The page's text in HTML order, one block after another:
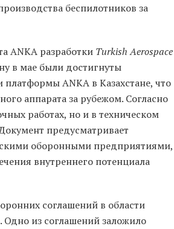
беспилотников за
ANKA разработки Turkish Aerospace
в мае были достигнуты
ANKA в Казахстане, что
аппарата за рубежом. Согласно
работах, но и в техническом
предусматривает
оборонными предприятиями,
внутреннего потенциала
соглашений в области
Одно из соглашений заложило